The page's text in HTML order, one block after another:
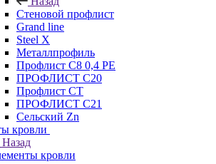
Стеновой профлист
Grand line
Steel X
Металлпрофиль
Профлист С8 0,4 РЕ
ПРОФЛИСТ С20
Профлист СТ
ПРОФЛИСТ С21
Сельский Zn
кровли
Назад
кровли